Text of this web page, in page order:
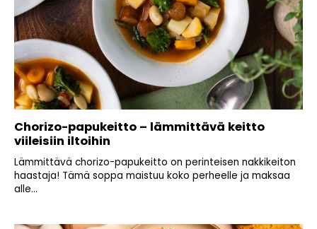
Chorizo-papukeitto – lämmittävä keitto
viileisiin iltoihin
Lämmittävä chorizo-papukeitto on perinteisen nakkikeiton
haastaja! Tämä soppa maistuu koko perheelle ja maksaa
alle...